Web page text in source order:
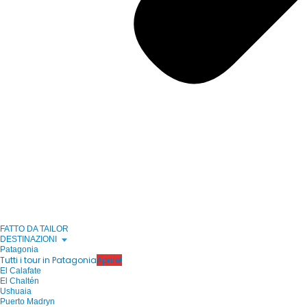
FATTO DA TAILOR
DESTINAZIONI
Patagonia
Tutti i tour in PatagoniaAprire!
El Calafate
El Chaltén
Ushuaia
Puerto Madryn